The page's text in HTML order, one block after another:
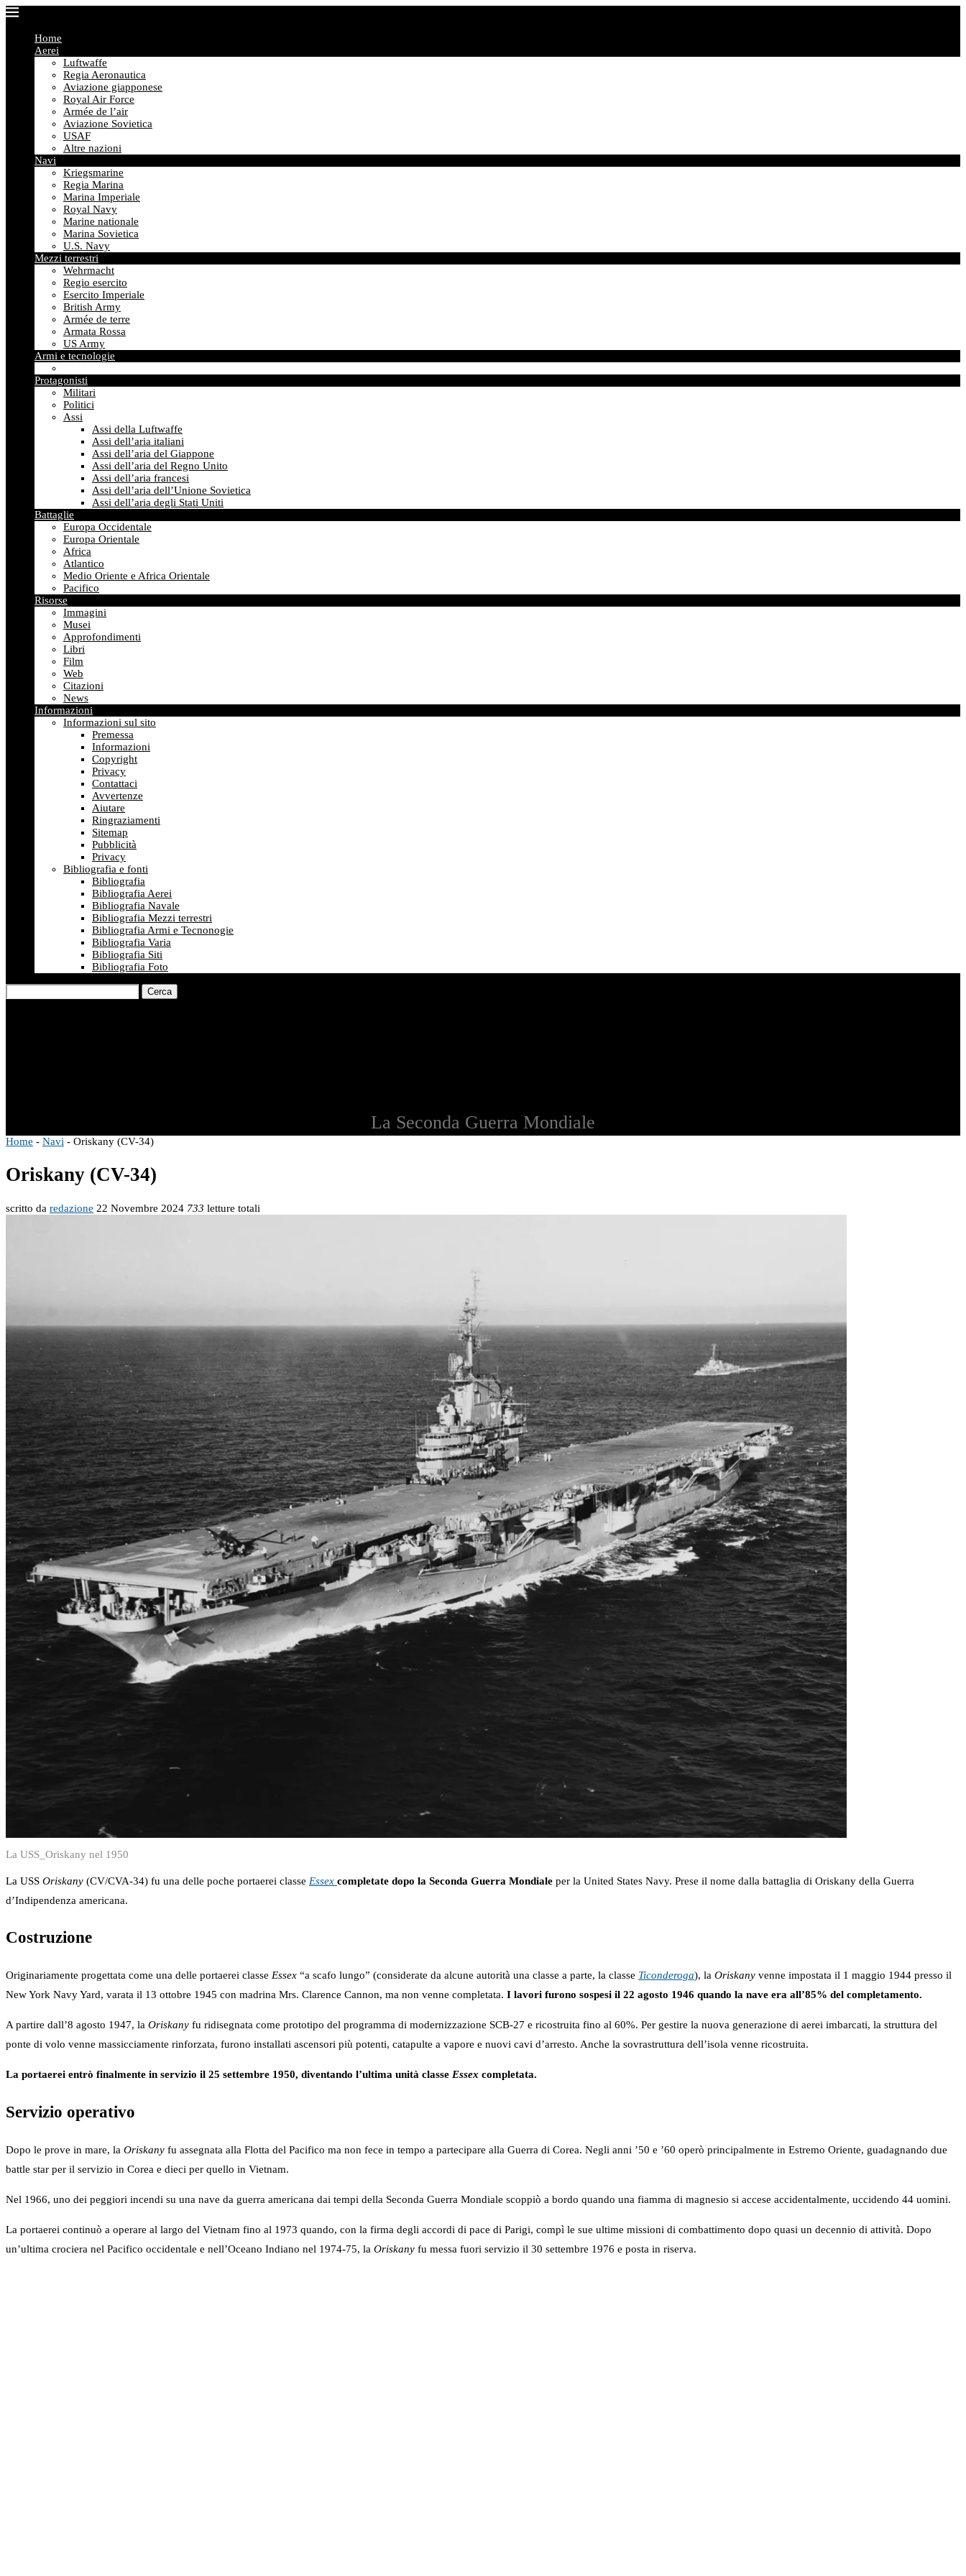
Home
Aerei
Luftwaffe
Regia Aeronautica
Aviazione giapponese
Royal Air Force
Armée de l’air
Aviazione Sovietica
USAF
Altre nazioni
Navi
Kriegsmarine
Regia Marina
Marina Imperiale
Royal Navy
Marine nationale
Marina Sovietica
U.S. Navy
Mezzi terrestri
Wehrmacht
Regio esercito
Esercito Imperiale
British Army
Armée de terre
Armata Rossa
US Army
Armi e tecnologie
Protagonisti
Militari
Politici
Assi
Assi della Luftwaffe
Assi dell’aria italiani
Assi dell’aria del Giappone
Assi dell’aria del Regno Unito
Assi dell’aria francesi
Assi dell’aria dell’Unione Sovietica
Assi dell’aria degli Stati Uniti
Battaglie
Europa Occidentale
Europa Orientale
Africa
Atlantico
Medio Oriente e Africa Orientale
Pacifico
Risorse
Immagini
Musei
Approfondimenti
Libri
Film
Web
Citazioni
News
Informazioni
Informazioni sul sito
Premessa
Informazioni
Copyright
Privacy
Contattaci
Avvertenze
Aiutare
Ringraziamenti
Sitemap
Pubblicità
Privacy
Bibliografia e fonti
Bibliografia
Bibliografia Aerei
Bibliografia Navale
Bibliografia Mezzi terrestri
Bibliografia Armi e Tecnonogie
Bibliografia Varia
Bibliografia Siti
Bibliografia Foto
Cerca
La Seconda Guerra Mondiale
Home - Navi - Oriskany (CV-34)
Oriskany (CV-34)
scritto da redazione 22 Novembre 2024 733 letture totali
La USS_Oriskany nel 1950
La USS Oriskany (CV/CVA-34) fu una delle poche portaerei classe Essex completate dopo la Seconda Guerra Mondiale per la United States Navy. Prese il nome dalla battaglia di Oriskany della Guerra
d’Indipendenza americana.
Costruzione
Originariamente progettata come una delle portaerei classe Essex “a scafo lungo” (considerate da alcune autorità una classe a parte, la classe Ticonderoga), la Oriskany venne impostata il 1 maggio 1944 presso il
New York Navy Yard, varata il 13 ottobre 1945 con madrina Mrs. Clarence Cannon, ma non venne completata. I lavori furono sospesi il 22 agosto 1946 quando la nave era all’85% del completamento.
A partire dall’8 agosto 1947, la Oriskany fu ridisegnata come prototipo del programma di modernizzazione SCB-27 e ricostruita fino al 60%. Per gestire la nuova generazione di aerei imbarcati, la struttura del
ponte di volo venne massicciamente rinforzata, furono installati ascensori più potenti, catapulte a vapore e nuovi cavi d’arresto. Anche la sovrastruttura dell’isola venne ricostruita.
La portaerei entrò finalmente in servizio il 25 settembre 1950, diventando l’ultima unità classe Essex completata.
Servizio operativo
Dopo le prove in mare, la Oriskany fu assegnata alla Flotta del Pacifico ma non fece in tempo a partecipare alla Guerra di Corea. Negli anni ’50 e ’60 operò principalmente in Estremo Oriente, guadagnando due
battle star per il servizio in Corea e dieci per quello in Vietnam.
Nel 1966, uno dei peggiori incendi su una nave da guerra americana dai tempi della Seconda Guerra Mondiale scoppiò a bordo quando una fiamma di magnesio si accese accidentalmente, uccidendo 44 uomini.
La portaerei continuò a operare al largo del Vietnam fino al 1973 quando, con la firma degli accordi di pace di Parigi, compì le sue ultime missioni di combattimento dopo quasi un decennio di attività. Dopo
un’ultima crociera nel Pacifico occidentale e nell’Oceano Indiano nel 1974-75, la Oriskany fu messa fuori servizio il 30 settembre 1976 e posta in riserva.